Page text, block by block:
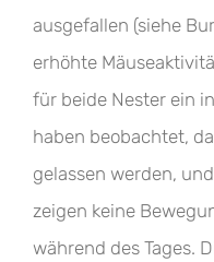
ausgefallen (siehe
erhöhte
für beide Nester ein
haben beobachtet,
gelassen werden,
zeigen keine
während des Tages.